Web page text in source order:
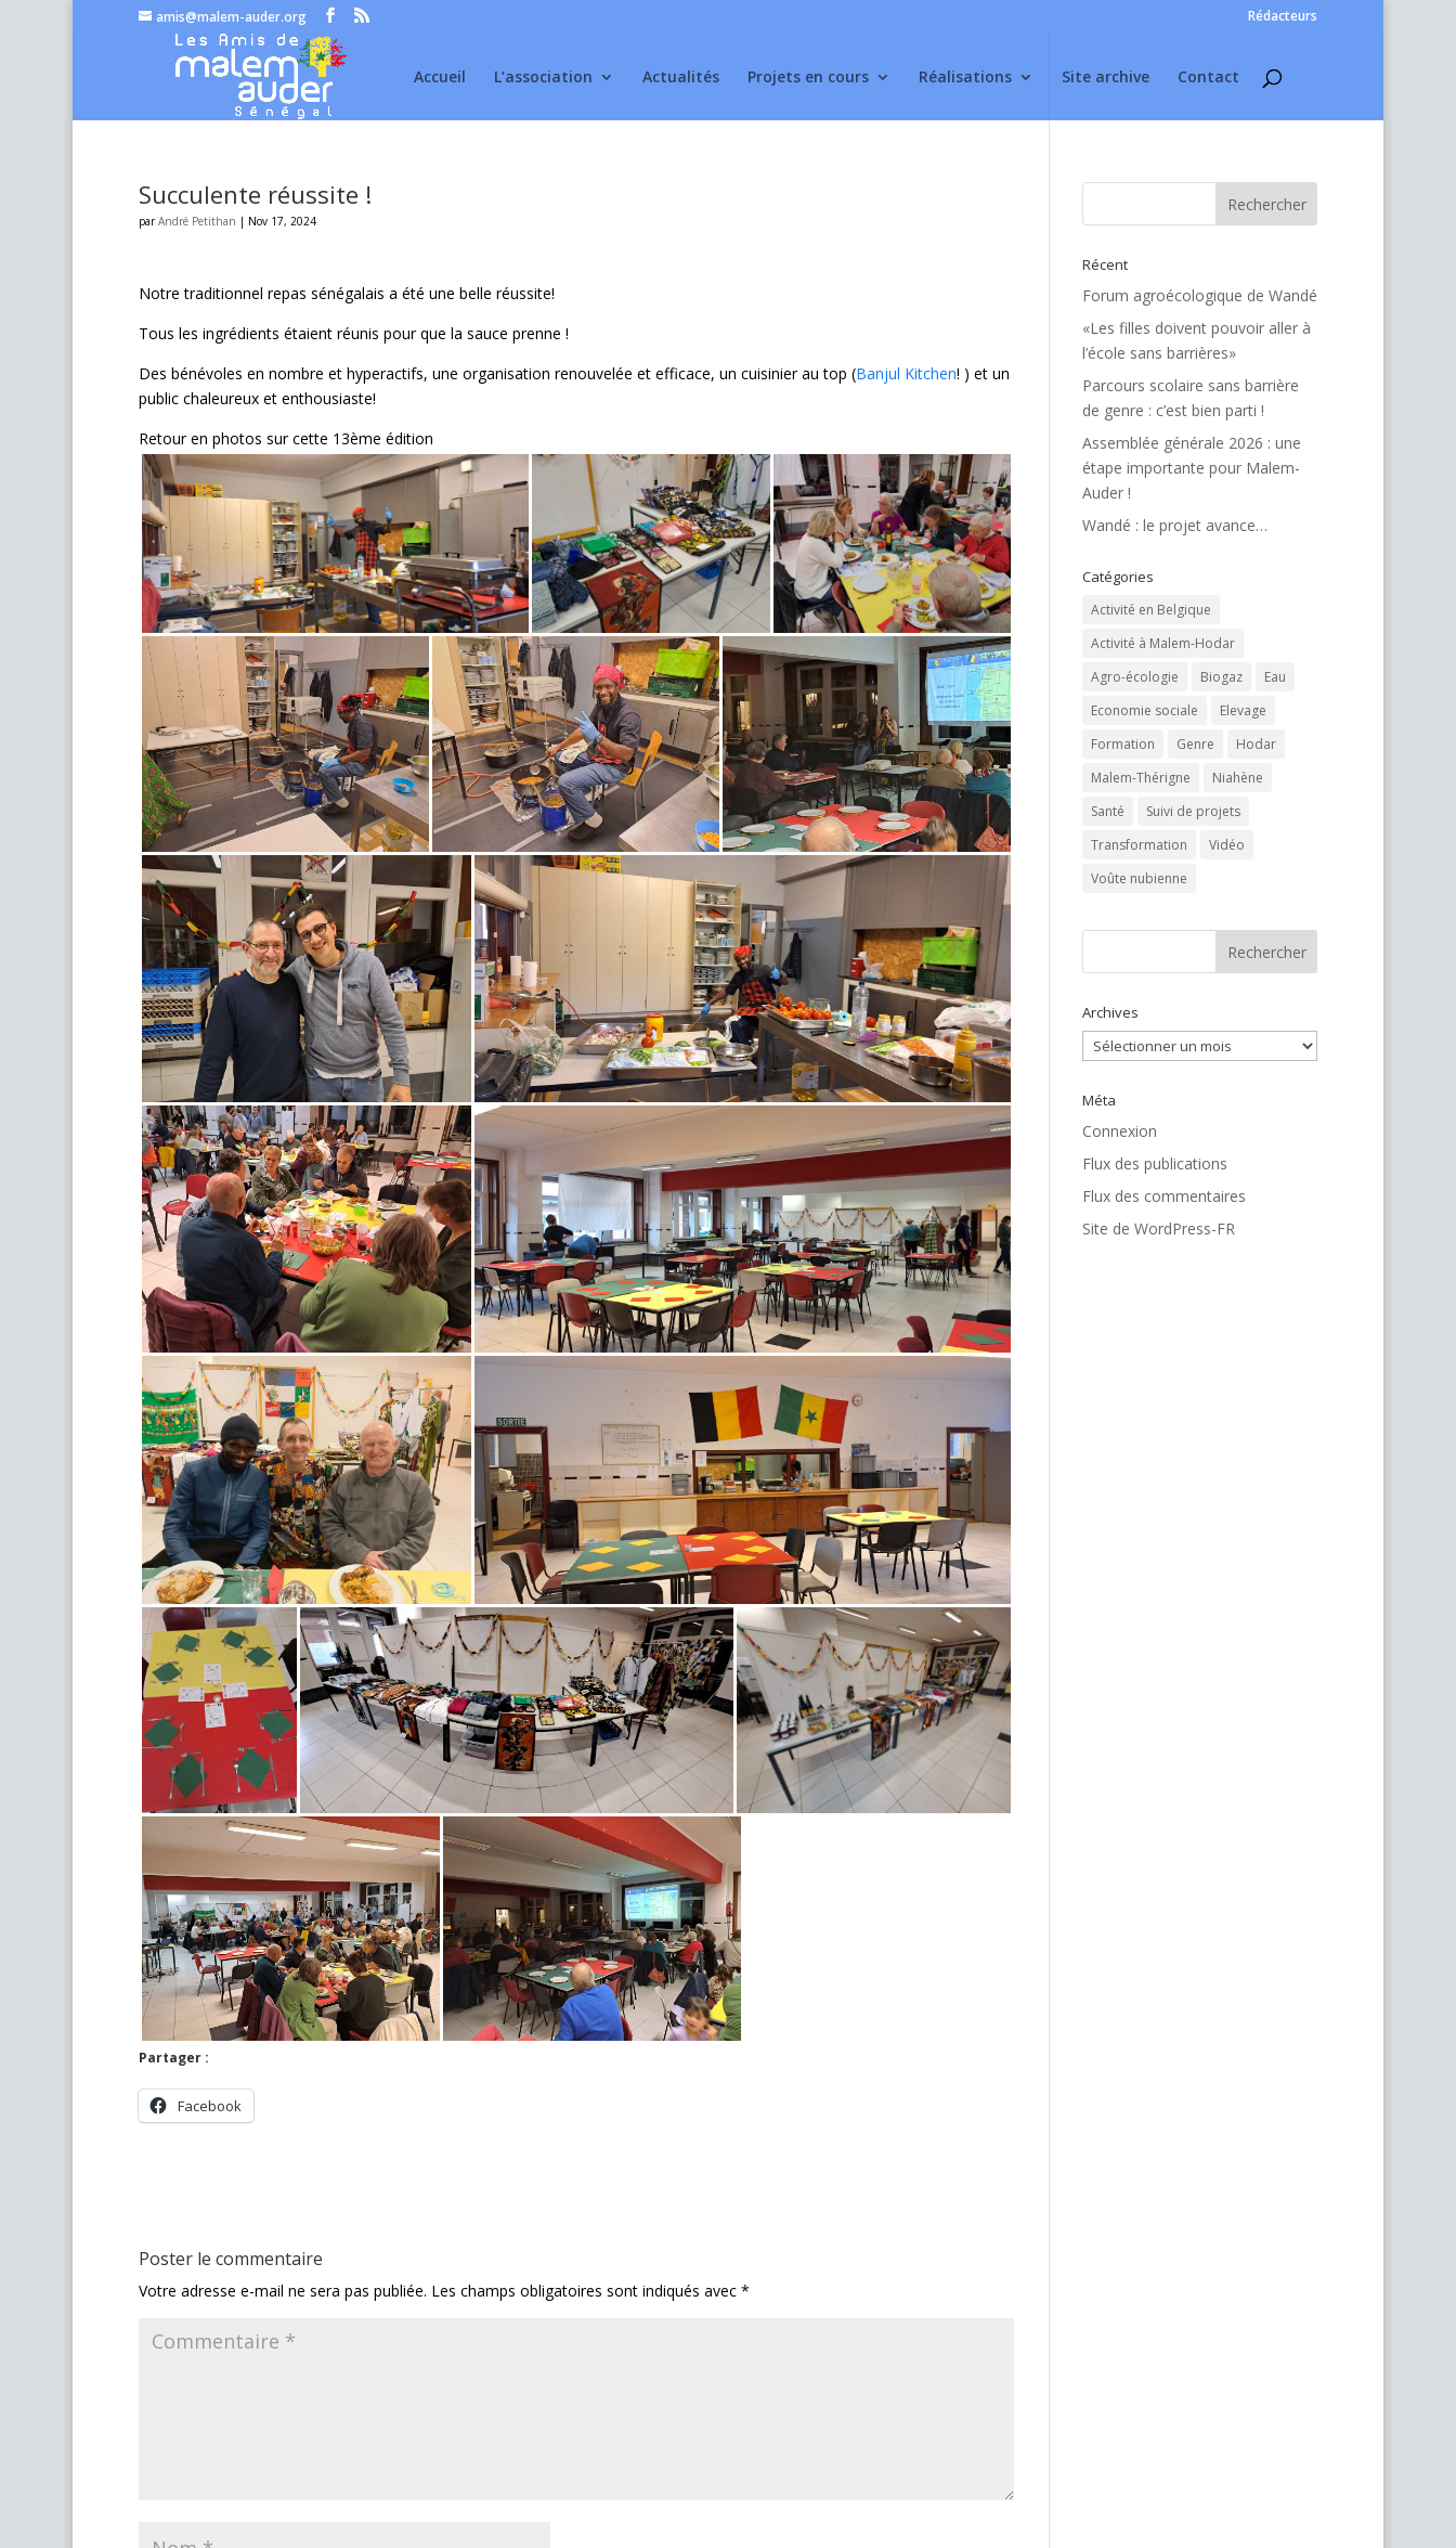
amis@malem-auder.org Rédacteurs
Accueil L’association Actualités Projets en cours Réalisations Site archive Contact
Succulente réussite !
parAndré Petithan | Nov 17, 2024
Notre traditionnel repas sénégalais a été une belle réussite!
Tous les ingrédients étaient réunis pour que la sauce prenne !
Des bénévoles en nombre et hyperactifs, une organisation renouvelée et efficace, un cuisinier au top (Banjul Kitchen! ) et un
public chaleureux et enthousiaste!
Retour en photos sur cette 13ème édition
Partager :
Facebook
Poster le commentaire
Votre adresse e-mail ne sera pas publiée. Les champs obligatoires sont indiqués avec *
Récent
Forum agroécologique de Wandé
«Les filles doivent pouvoir aller à
l’école sans barrières»
Parcours scolaire sans barrière
de genre : c’est bien parti !
Assemblée générale 2026 : une
étape importante pour Malem-
Auder !
Wandé : le projet avance…
Catégories
Activité en Belgique
Activité à Malem-Hodar
Agro-écologie
Biogaz
Eau
Economie sociale
Elevage
Formation
Genre
Hodar
Malem-Thérigne
Niahène
Santé
Suivi de projets
Transformation
Vidéo
Voûte nubienne
Archives
Archives
Méta
Connexion
Flux des publications
Flux des commentaires
Site de WordPress-FR